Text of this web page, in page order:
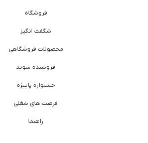
فروشگاه
شگفت انگیز
محصولات فروشگاهی
فروشنده شوید
جشنواره پاییزه
فرصت های شغلی
راهنما